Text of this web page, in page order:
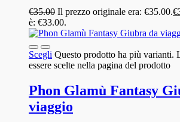
€35.00 Il prezzo originale era: €35.00.€
è: €33.00.
Scegli Questo prodotto ha più varianti.
essere scelte nella pagina del prodotto
Phon Glamù Fantasy
viaggio